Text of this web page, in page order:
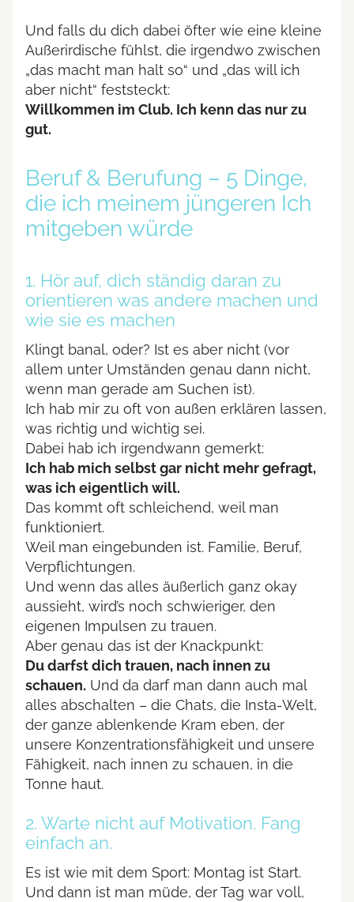
Und falls du dich dabei öfter wie eine kleine
Außerirdische fühlst, die irgendwo zwischen
„das macht man halt so“ und „das will ich
aber nicht“ feststeckt:
Willkommen im Club. Ich kenn das nur zu
gut.
Beruf & Berufung – 5 Dinge,
die ich meinem jüngeren Ich
mitgeben würde
1. Hör auf, dich ständig daran zu
orientieren was andere machen und
wie sie es machen
Klingt banal, oder? Ist es aber nicht (vor
allem unter Umständen genau dann nicht,
wenn man gerade am Suchen ist).
Ich hab mir zu oft von außen erklären lassen,
was richtig und wichtig sei.
Dabei hab ich irgendwann gemerkt:
Ich hab mich selbst gar nicht mehr gefragt,
was ich eigentlich will.
Das kommt oft schleichend, weil man
funktioniert.
Weil man eingebunden ist. Familie, Beruf,
Verpflichtungen.
Und wenn das alles äußerlich ganz okay
aussieht, wird’s noch schwieriger, den
eigenen Impulsen zu trauen.
Aber genau das ist der Knackpunkt:
Du darfst dich trauen, nach innen zu
schauen. Und da darf man dann auch mal
alles abschalten – die Chats, die Insta-Welt,
der ganze ablenkende Kram eben, der
unsere Konzentrationsfähigkeit und unsere
Fähigkeit, nach innen zu schauen, in die
Tonne haut.
2. Warte nicht auf Motivation. Fang
einfach an.
Es ist wie mit dem Sport: Montag ist Start.
Und dann ist man müde, der Tag war voll,